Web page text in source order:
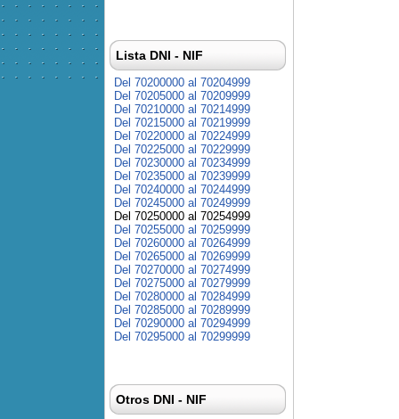
Lista DNI - NIF
Del 70200000 al 70204999
Del 70205000 al 70209999
Del 70210000 al 70214999
Del 70215000 al 70219999
Del 70220000 al 70224999
Del 70225000 al 70229999
Del 70230000 al 70234999
Del 70235000 al 70239999
Del 70240000 al 70244999
Del 70245000 al 70249999
Del 70250000 al 70254999
Del 70255000 al 70259999
Del 70260000 al 70264999
Del 70265000 al 70269999
Del 70270000 al 70274999
Del 70275000 al 70279999
Del 70280000 al 70284999
Del 70285000 al 70289999
Del 70290000 al 70294999
Del 70295000 al 70299999
Otros DNI - NIF